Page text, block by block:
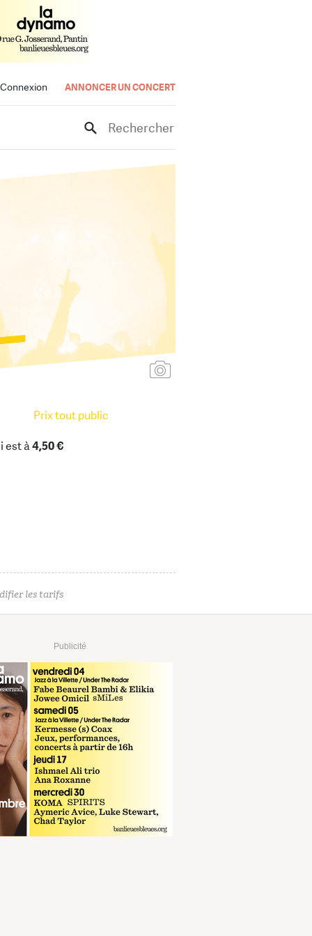
Connexion ANNONCER UN CONCERT
Rechercher
Prix tout public
est à4,50 €
les tarifs
Publicité